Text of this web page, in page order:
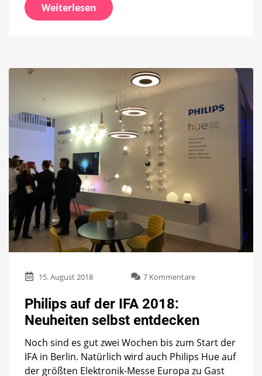
Weiterlesen
15. August 2018 7 Kommentarezu
IFA
Neuheiten
selbst
entdecken
Philips auf der IFA 2018:
Neuheiten selbst entdecken
Noch sind es gut zwei Wochen bis zum Start der
IFA in Berlin. Natürlich wird auch Philips Hue auf
der größten Elektronik-Messe Europa zu Gast